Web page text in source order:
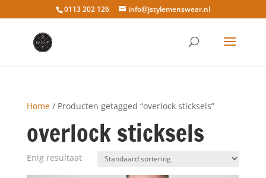
0113 202 126 info@jstylemenswear.nl
Home/ Producten getagged “overlock sticksels”
overlock sticksels
Enig resultaat